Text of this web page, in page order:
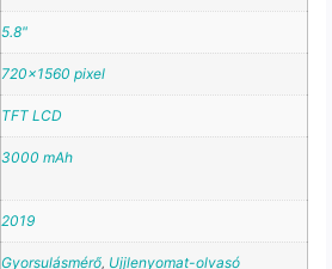
5.8"
720×1560 pixel
TFT LCD
3000 mAh
2019
Gyorsulásmérő, Ujjlenyomat-olvasó